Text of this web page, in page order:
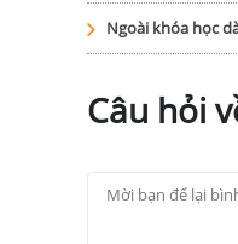
Ngoài khóa học
Câu hỏi